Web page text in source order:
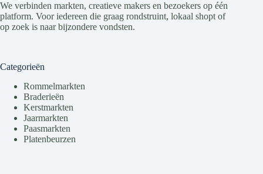
We verbinden markten, creatieve makers en bezoekers op één
platform. Voor iedereen die graag rondstruint, lokaal shopt of
op zoek is naar bijzondere vondsten.
Categorieën
Rommelmarkten
Braderieën
Kerstmarkten
Jaarmarkten
Paasmarkten
Platenbeurzen